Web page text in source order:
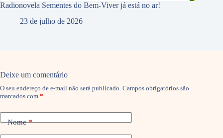
Radionovela Sementes do Bem-Viver já está no ar!
23 de julho de 2026
Deixe um comentário
O seu endereço de e-mail não será publicado. Campos obrigatórios são
marcados com *
Nome*